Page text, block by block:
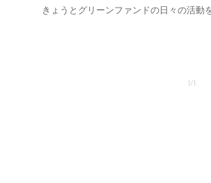
きょうとグリーンファンドの日々の活動
1/1